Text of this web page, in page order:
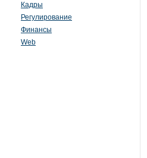
Кадры
Регулирование
Финансы
Web